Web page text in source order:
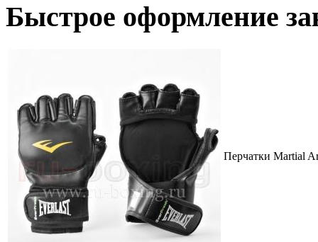
Быстрое оформление
Перчатки Martial